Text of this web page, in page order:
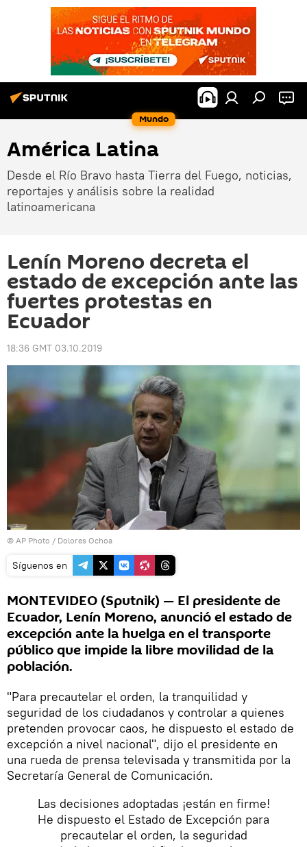
Mundo
América Latina
Desde el Río Bravo hasta Tierra del Fuego, noticias,
reportajes y análisis sobre la realidad
latinoamericana
Lenín Moreno decreta el
estado de excepción ante las
fuertes protestas en
Ecuador
18:36 GMT 03.10.2019
© AP Photo / Dolores Ochoa
Síguenos en
MONTEVIDEO (Sputnik) — El presidente de
Ecuador, Lenín Moreno, anunció el estado de
excepción ante la huelga en el transporte
público que impide la libre movilidad de la
población.
"Para precautelar el orden, la tranquilidad y
seguridad de los ciudadanos y controlar a quienes
pretenden provocar caos, he dispuesto el estado de
excepción a nivel nacional", dijo el presidente en
una rueda de prensa televisada y transmitida por la
Secretaría General de Comunicación.
Las decisiones adoptadas ¡están en firme!
He dispuesto el Estado de Excepción para
precautelar el orden, la seguridad